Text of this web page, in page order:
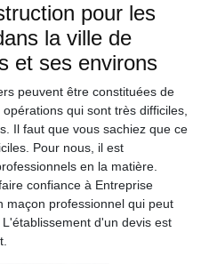
pour les
la ville de
et ses environs
peuvent être constituées de
qui sont très difficiles,
Il faut que vous sachiez que ce
Pour nous, il est
en la matière.
confiance à Entreprise
maçon professionnel qui peut
d'un devis est